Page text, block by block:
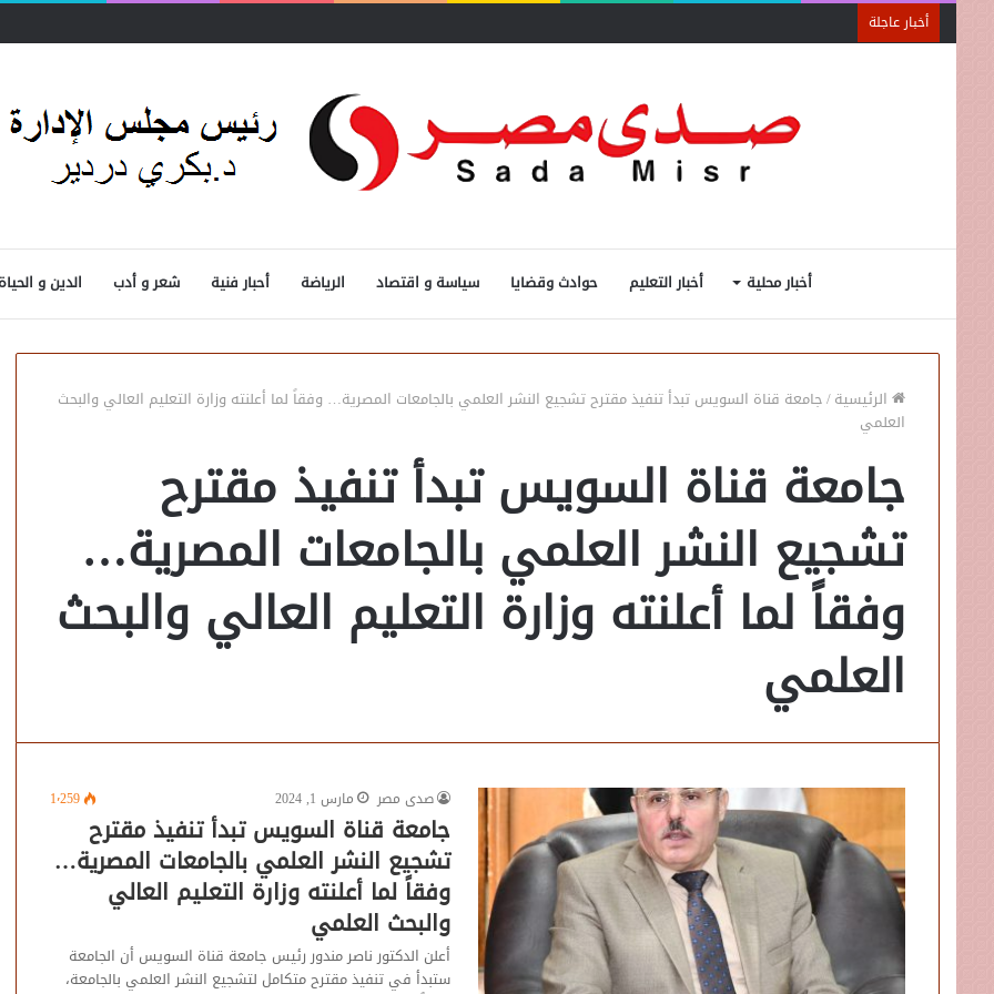
أخبار عاجلة
أخبار محلية أخبار التعليم حوادث وقضايا سياسة و اقتصاد الرياضة أحبار فنية شعر و أدب الدين و الحياة
الرئيسية/جامعة قناة السويس تبدأ تنفيذ مقترح تشجيع النشر العلمي بالجامعات المصرية… وفقاً لما أعلنته وزارة التعليم العالي والبحث
العلمي
جامعة قناة السويس تبدأ تنفيذ مقترح
تشجيع النشر العلمي بالجامعات المصرية…
وفقاً لما أعلنته وزارة التعليم العالي والبحث
العلمي
صدى مصر مارس 1, 2024 1٬259
جامعة قناة السويس تبدأ تنفيذ مقترح
تشجيع النشر العلمي بالجامعات المصرية…
وفقاً لما أعلنته وزارة التعليم العالي
والبحث العلمي
أعلن الدكتور ناصر مندور رئيس جامعة قناة السويس أن الجامعة
ستبدأ في تنفيذ مقترح متكامل لتشجيع النشر العلمي بالجامعة،